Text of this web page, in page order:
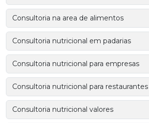
Consultoria na area de alimentos
Consultoria nutricional em padarias
Consultoria nutricional para empresas
Consultoria nutricional para restaurantes
Consultoria nutricional valores